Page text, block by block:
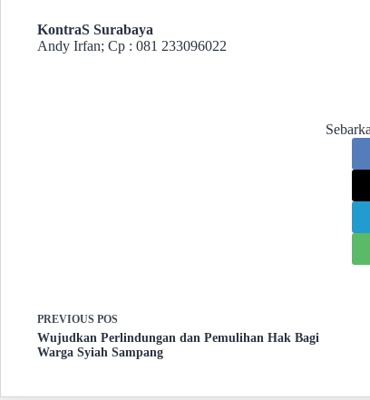
KontraS Surabaya
Andy Irfan; Cp : 081 233096022
PREVIOUS POS
Wujudkan Perlindungan dan Pemulihan Hak Bagi
Warga Syiah Sampang